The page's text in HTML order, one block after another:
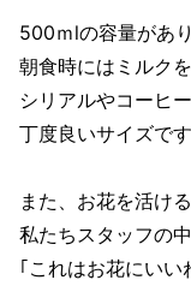
500ｍlの容量があ
朝食時にはミルク
シリアルやコーヒ
丁度良いサイズです
また、お花を活け
私たちスタッフの
｢これはお花にいい